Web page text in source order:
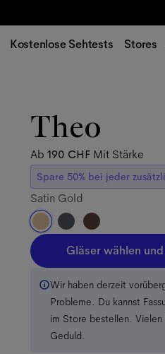
Kostenlose Sehtests Stores
Theo
Ab 190 CHF Mit Stärke
Spare 50% bei jeder
Satin Gold
Gläser wählen
Wir haben derzeit
Probleme. Du kannst
im Store bestellen. Vielen
Geduld.